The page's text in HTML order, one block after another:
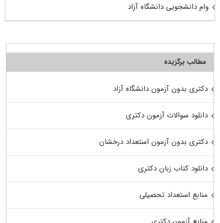
وام دانشجویی دانشگاه آزاد
مطالب برگزیده
دکتری بدون آزمون دانشگاه آزاد
دانلود سوالات آزمون دکتری
دکتری بدون آزمون استعداد درخشان
دانلود کتاب زبان دکتری
منابع استعداد تحصیلی